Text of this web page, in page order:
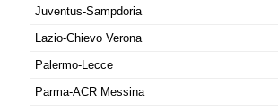
Juventus-Sampdoria
Lazio-Chievo Verona
Palermo-Lecce
Parma-ACR Messina